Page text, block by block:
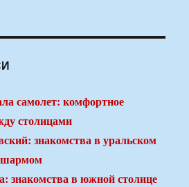
самолет: комфортное
столицами
знакомства в уральском
шармом
знакомства в южной столице